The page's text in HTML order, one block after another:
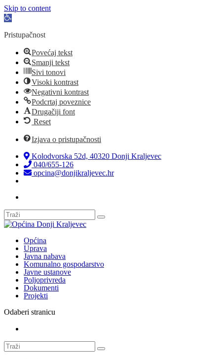
Skip to content
Open
Pristupačnost
Povećaj tekst
Smanji tekst
Sivi tonovi
Visoki kontrast
Negativni kontrast
Podcrtaj poveznice
Drugačiji font
Reset
Izjava o pristupačnosti
Kolodvorska 52d, 40320 Donji Kraljevec
040/655-126
opcina@donjikraljevec.hr
Općina
Uprava
Javna nabava
Komunalno gospodarstvo
Javne ustanove
Poljoprivreda
Dokumenti
Projekti
Odaberi stranicu